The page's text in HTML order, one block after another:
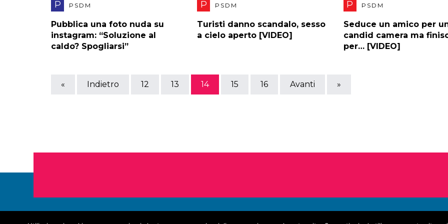
P PSDM
Pubblica una foto nuda su
instagram: “Soluzione al
caldo? Spogliarsi”
P PSDM
Turisti danno scandalo, sesso
a cielo aperto [VIDEO]
P PSDM
Seduce un amico per
candid camera ma
per… [VIDEO]
« Indietro 12 13 14 15 16 Avanti »